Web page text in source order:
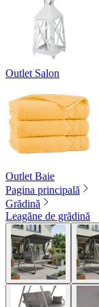
Outlet Salon
Outlet Baie
Pagina principală
Grădină
Leagăne de grădină